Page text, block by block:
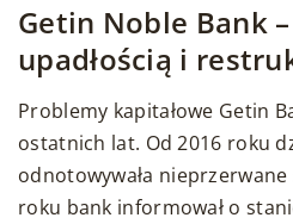
Getin Noble Bank
upadłością i
Problemy kapitałowe Getin
ostatnich lat. Od 2016 roku
odnotowywała
roku bank informował o